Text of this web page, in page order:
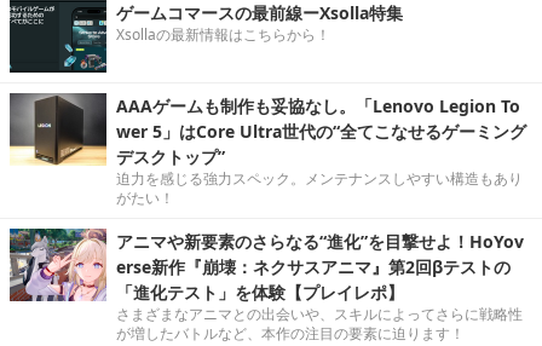
ゲームコマースの最前線ーXsolla特集
Xsollaの最新情報はこちらから！
AAAゲームも制作も妥協なし。「Lenovo Legion To
wer 5」はCore Ultra世代の“全てこなせるゲーミング
デスクトップ”
迫力を感じる強力スペック。メンテナンスしやすい構造もあり
がたい！
アニマや新要素のさらなる“進化”を目撃せよ！HoYov
erse新作『崩壊：ネクサスアニマ』第2回βテストの
「進化テスト」を体験【プレイレポ】
さまざまなアニマとの出会いや、スキルによってさらに戦略性
が増したバトルなど、本作の注目の要素に迫ります！